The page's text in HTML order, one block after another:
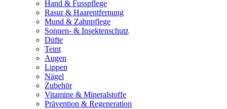
Hand & Fusspflege
Rasur & Haarentfernung
Mund & Zahnpflege
Sonnen- & Insektenschutz
Düfte
Teint
Augen
Lippen
Nägel
Zubehör
Vitamine & Mineralstoffe
Prävention & Regeneration